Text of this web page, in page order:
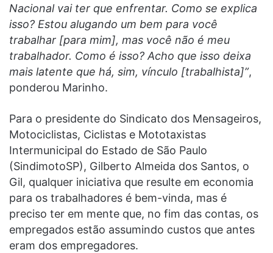
Nacional vai ter que enfrentar. Como se explica
isso? Estou alugando um bem para você
trabalhar [para mim], mas você não é meu
trabalhador. Como é isso? Acho que isso deixa
mais latente que há, sim, vínculo [trabalhista]”,
ponderou Marinho.
Para o presidente do Sindicato dos Mensageiros,
Motociclistas, Ciclistas e Mototaxistas
Intermunicipal do Estado de São Paulo
(SindimotoSP), Gilberto Almeida dos Santos, o
Gil, qualquer iniciativa que resulte em economia
para os trabalhadores é bem-vinda, mas é
preciso ter em mente que, no fim das contas, os
empregados estão assumindo custos que antes
eram dos empregadores.